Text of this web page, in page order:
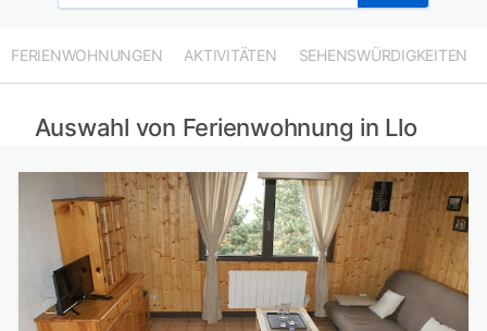
FERIENWOHNUNGEN AKTIVITÄTEN SEHENSWÜRDIGKEITEN
Auswahl von Ferienwohnung in Llo